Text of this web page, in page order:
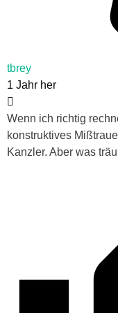
tbrey
1 Jahr her
Wenn ich richtig
konstruktives
Kanzler. Aber was